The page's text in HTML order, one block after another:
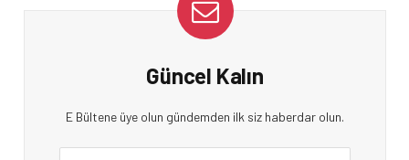
Güncel Kalın
E Bültene üye olun gündemden ilk siz haberdar olun.